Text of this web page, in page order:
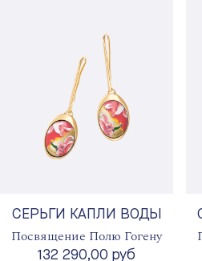
СЕРЬГИ КАПЛИ ВОДЫ
Посвящение Полю Гогену
132 290,00 руб